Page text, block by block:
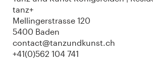
tanz+
Mellingerstrasse 120
5400 Baden
contact@tanzundkunst.ch
+41(0)562 104 741